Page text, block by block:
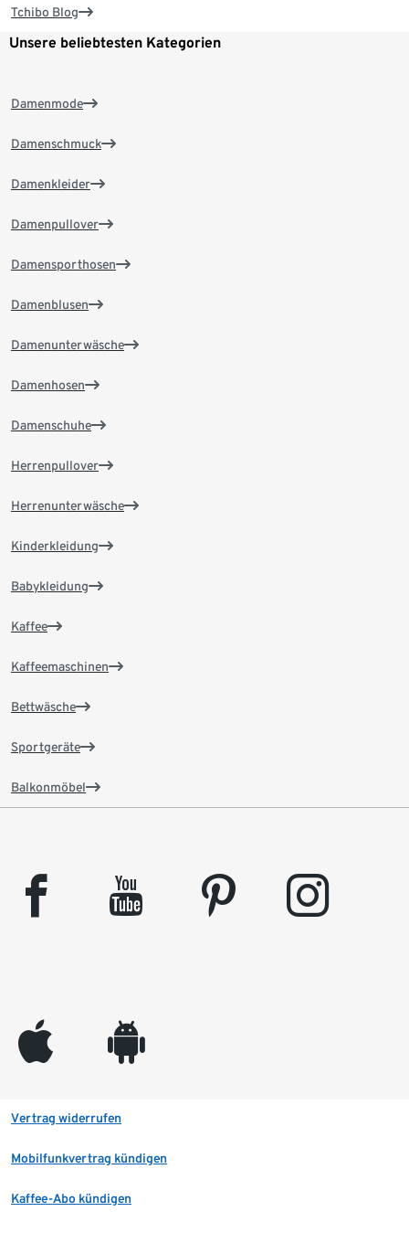
Tchibo Blog
Unsere beliebtesten Kategorien
Damenmode
Damenschmuck
Damenkleider
Damenpullover
Damensporthosen
Damenblusen
Damenunterwäsche
Damenhosen
Damenschuhe
Herrenpullover
Herrenunterwäsche
Kinderkleidung
Babykleidung
Kaffee
Kaffeemaschinen
Bettwäsche
Sportgeräte
Balkonmöbel
facebook youtube pinterest instagram
appleinc android
Vertrag widerrufen
Mobilfunkvertrag kündigen
Kaffee-Abo kündigen